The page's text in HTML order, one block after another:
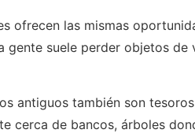
ofrecen las mismas
gente suele perder objetos
antiguos también son
cerca de bancos, árboles